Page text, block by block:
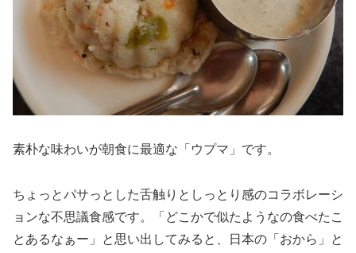
素朴な味わいが朝食に最適な「ウプマ」です。
ちょっとパサっとした舌触りとしっとり感のコラボレーシ
ョンな不思議食感です。「どこかで似たようなの食べたこ
とあるなぁー」と思い出してみると、日本の「おから」と